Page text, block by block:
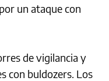
un ataque con
de vigilancia y
con buldozers. Los